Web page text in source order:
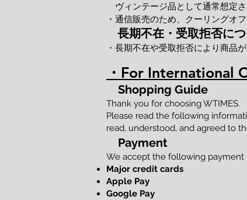
ヴィンテージ品として通常想定
・通信販売のため、クーリングオ
長期不在・受取拒否に
・長期不在や受取拒否により商品
・For International
Shopping Guide
Thank you for choosing WTIMES.
Please read the following
read, understood, and agreed to
Payment
We accept the following payment
Major credit cards
Apple Pay
Google Pay